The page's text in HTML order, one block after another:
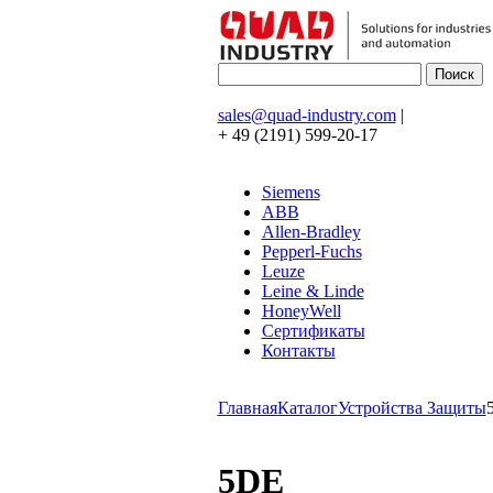
sales@quad-industry.com|
+ 49 (2191) 599-20-17
Siemens
ABB
Allen-Bradley
Pepperl-Fuchs
Leuze
Leine & Linde
HoneyWell
Сертификаты
Контакты
ГлавнаяКаталогУстройства Защиты
5DE